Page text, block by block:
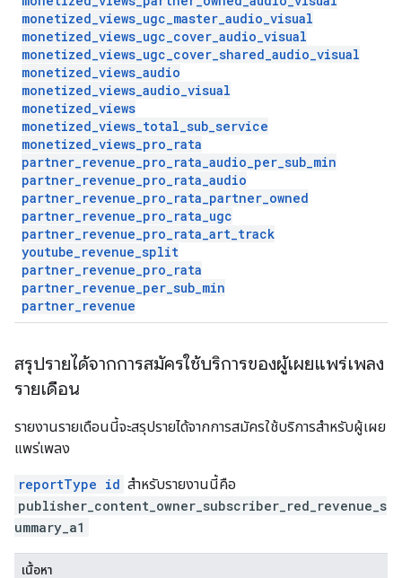
monetized_views_ugc_master_audio_visual
monetized_views_ugc_cover_audio_visual
monetized_views_ugc_cover_shared_audio_visual
monetized_views_audio
monetized_views_audio_visual
monetized_views
monetized_views_total_sub_service
monetized_views_pro_rata
partner_revenue_pro_rata_audio_per_sub_min
partner_revenue_pro_rata_audio
partner_revenue_pro_rata_partner_owned
partner_revenue_pro_rata_ugc
partner_revenue_pro_rata_art_track
youtube_revenue_split
partner_revenue_pro_rata
partner_revenue_per_sub_min
partner_revenue
สรุปรายได้จากการสมัครใช้บริการของผู้เผยแพร่เพลง
รายเดือน
รายงานรายเดือนนี้จะสรุปรายได้จากการสมัครใช้บริการสำหรับผู้เผย
แพร่เพลง
reportType id สำหรับรายงานนี้คือ
publisher_content_owner_subscriber_red_revenue_s
ummary_a1
เนื้อหา